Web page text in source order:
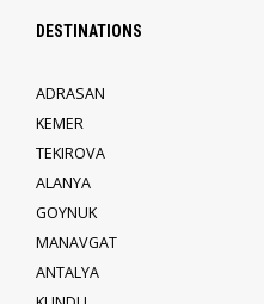
DESTINATIONS
ADRASAN
KEMER
TEKIROVA
ALANYA
GOYNUK
MANAVGAT
ANTALYA